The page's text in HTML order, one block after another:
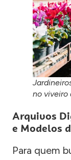
no viveiro
Arquivos
e Modelos
Para quem